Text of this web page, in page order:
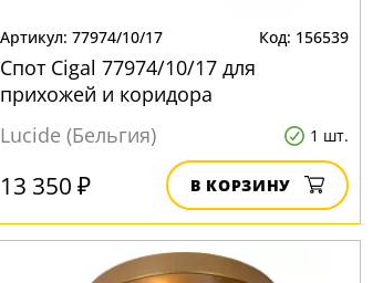
77974/10/17 156539
Спот Cigal 77974/10/17 для
прихожей и коридора
Lucide (Бельгия)
1 шт.
13 350 ₽ В КОРЗИНУ